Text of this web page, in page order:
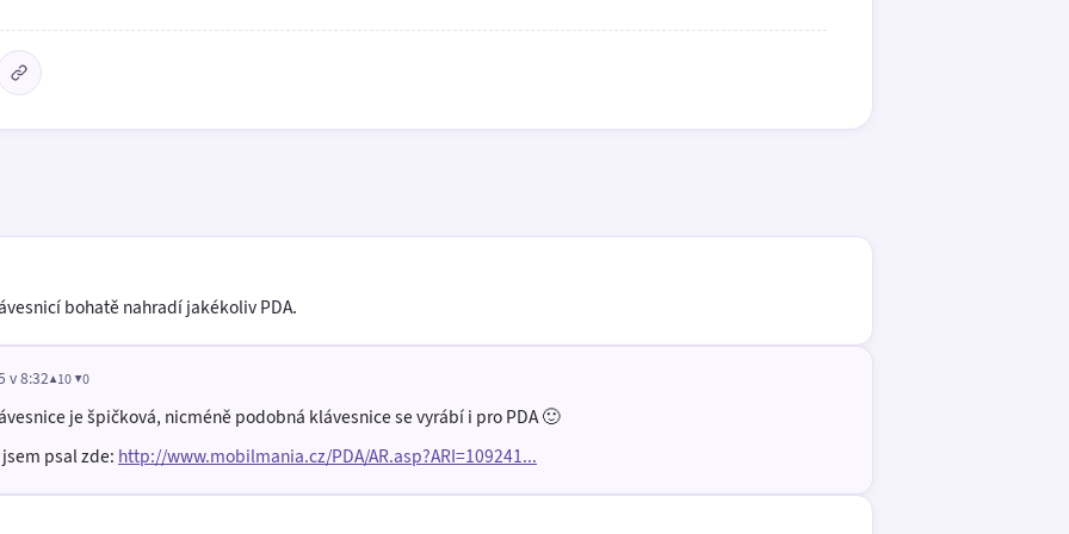
bohatě nahradí jakékoliv PDA.
v 8:32▲10 ▼0
je špičková, nicméně podobná klávesnice se vyrábí i pro PDA 🙂
psal zde: http://www.mobilmania.cz/PDA/AR.asp?ARI=109241...